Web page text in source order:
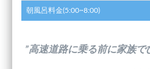
朝風呂料金(5:00~8:00)
”高速道路に乗る前に家族で